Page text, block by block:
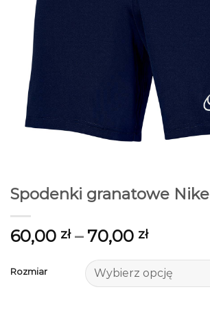
Spodenki granatowe Nike
60,00 zł– 70,00 zł
Rozmiar